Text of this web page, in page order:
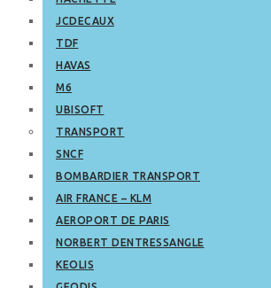
JCDECAUX
TDF
HAVAS
M6
UBISOFT
TRANSPORT
SNCF
BOMBARDIER TRANSPORT
AIR FRANCE – KLM
AEROPORT DE PARIS
NORBERT DENTRESSANGLE
KEOLIS